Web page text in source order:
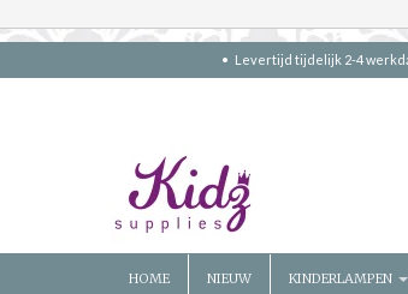
Levertijd tijdelijk 2-4
HOME NIEUW KINDERLAMPEN